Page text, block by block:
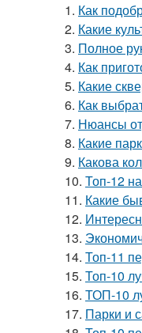
1. Как
2. Какие
3. Полное
4. Как
5. Какие
6. Как
7. Нюансы
8. Какие
9. Какова
10. Топ-12
11. Какие
12.
13.
14. Топ-11
15. Топ-10
16. ТОП-10
17. Парки и